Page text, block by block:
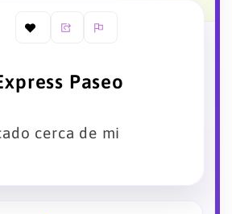
Paseo
cerca de mi